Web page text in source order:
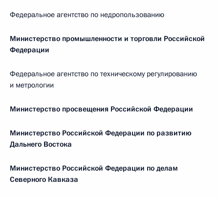
Федеральное агентство по недропользованию
Министерство промышленности и торговли Российской
Федерации
Федеральное агентство по техническому регулированию
и метрологии
Министерство просвещения Российской Федерации
Министерство Российской Федерации по развитию
Дальнего Востока
Министерство Российской Федерации по делам
Северного Кавказа